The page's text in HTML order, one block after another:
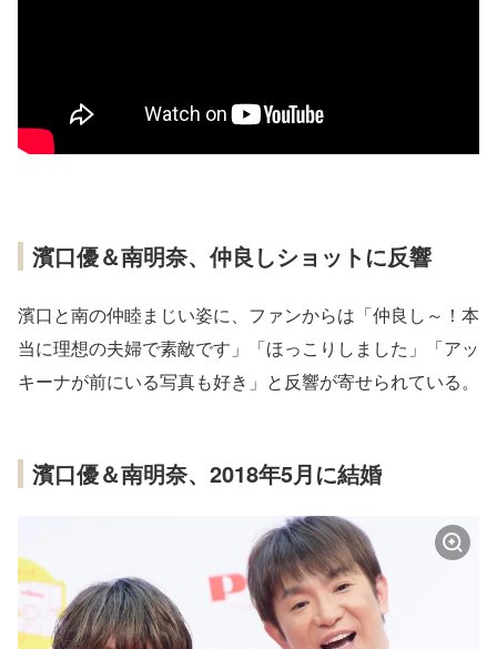
濱口優＆南明奈、仲良しショットに反響
濱口と南の仲睦まじい姿に、ファンからは「仲良し～！本
当に理想の夫婦で素敵です」「ほっこりしました」「アッ
キーナが前にいる写真も好き」と反響が寄せられている。
濱口優＆南明奈、2018年5月に結婚